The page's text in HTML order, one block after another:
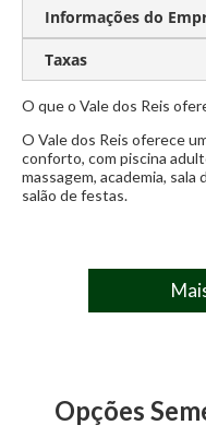
Mobiliado
Ambientes
Informações do
Piscina Adulto Com
Sala de Massagem
Cinema
Taxas
Condomínio:Sob
IPTU:Sob consulta
O que o Vale dos Reis
O Vale dos Reis oferece
conforto, com piscina
massagem, academia,
salão de festas.
Opções